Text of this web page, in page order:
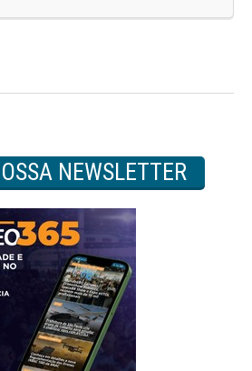
NEWSLETTER